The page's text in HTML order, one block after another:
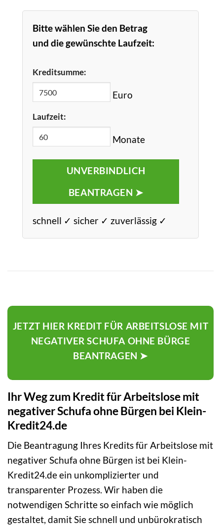
Bitte wählen Sie den Betrag
und die gewünschte Laufzeit:
Kreditsumme:
Euro
Laufzeit:
Monate
UNVERBINDLICH
BEANTRAGEN ➤
schnell ✓ sicher ✓ zuverlässig ✓
JETZT HIER KREDIT FÜR ARBEITSLOSE MIT
NEGATIVER SCHUFA OHNE BÜRGE
BEANTRAGEN ➤
Ihr Weg zum Kredit für Arbeitslose mit
negativer Schufa ohne Bürgen bei Klein-
Kredit24.de
Die Beantragung Ihres Kredits für Arbeitslose mit
negativer Schufa ohne Bürgen ist bei Klein-
Kredit24.de ein unkomplizierter und
transparenter Prozess. Wir haben die
notwendigen Schritte so einfach wie möglich
gestaltet, damit Sie schnell und unbürokratisch